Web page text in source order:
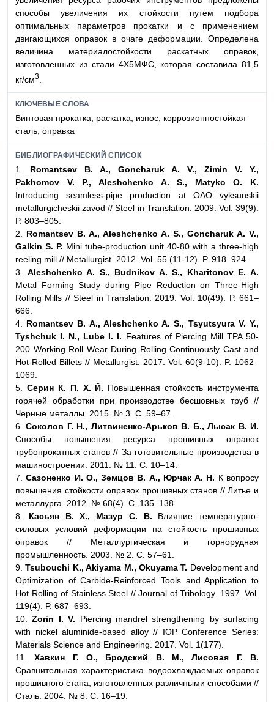
способы увеличения их стойкости путем подбора
оптимальных параметров прокатки и с применением
двигающихся оправок в очаге деформации. Определена
величина материалостойкости раскатных оправок,
изготовленных из стали 4Х5МФС, которая составила 81,5
кг/см3
КЛЮЧЕВЫЕ СЛОВА
Винтовая прокатка, раскатка, износ, коррозионностойкая
сталь, оправка
БИБЛИОГРАФИЧЕСКИЙ СПИСОК
1. Romantsev B. A., Goncharuk A. V., Zimin V. Y.,
Pakhomov V. P., Aleshchenko A. S., Matyko O. K.
Introducing seamless-pipe production at OAO vyksunskii
metallurgicheskii zavod // Steel in Translation. 2009. Vol. 39(9).
P. 803–805.
2. Romantsev B. A., Aleshchenko A. S., Goncharuk A. V.,
Galkin S. P. Mini tube-production unit 40-80 with a three-high
reeling mill // Metallurgist. 2012. Vol. 55 (11-12). P. 918–924.
3. Aleshchenko A. S., Budnikov A. S., Kharitonov E. A.
Metal Forming Study during Pipe Reduction on Three-High
Rolling Mills // Steel in Translation. 2019. Vol. 10(49). P. 661–
666.
4. Romantsev B. A., Aleshchenko A. S., Tsyutsyura V. Y.,
Tyshchuk I. N., Lube I. I. Features of Piercing Mill TPA 50-
200 Working Roll Wear During Rolling Continuously Cast and
Hot-Rolled Billets // Metallurgist. 2017. Vol. 60(9-10). P. 1062–
1069.
5. Серин К. П. Х. Й. Повышенная стойкость инструмента
горячей обработки при производстве бесшовных труб //
Черные металлы. 2015. № 3. C. 59–67.
6.Соколов Г. Н., Литвиненко-Арьков В. Б., Лысак В. И.
Способы повышения ресурса прошивных оправок
трубопрокатных станов // За готовительные производства в
машиностроении. 2011. № 11. С. 10–14.
7.Сазоненко И. О., Земцов В. А., Юрчак А. Н. К вопросу
повышения стойкости оправок прошивных станов // Литье и
металлурга. 2012. № 68(4). C. 135–138.
8. Касьян В. Х., Мазур С. В. Влияние температурно-
силовых условий деформации на стойкость прошивных
оправок // Металлургическая и горнорудная
промышленность. 2003. № 2. С. 57–61.
9. Tsubouchi K., Akiyama M., Okuyama T. Development and
Optimization of Carbide-Reinforced Tools and Application to
Hot Rolling of Stainless Steel // Journal of Tribology. 1997. Vol.
119(4). P. 687–693.
10.Zorin I. V. Piercing mandrel strengthening by surfacing
with nickel aluminide-based alloy // IOP Conference Series:
Materials Science and Engineering. 2017. Vol. 1(177).
11.Хавкин Г. О., Бродский В. М., Лисовая Г. В.
Сравнительная характеристика водоохлаждаемых оправок
прошивного стана, изготовленных различными способами //
Сталь. 2004. № 8. С. 16–19.